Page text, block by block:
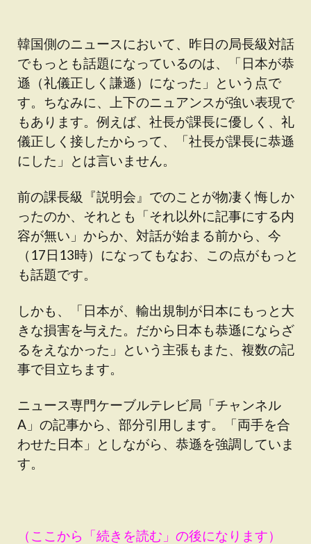
韓国側のニュースにおいて、昨日の局長級対話
でもっとも話題になっているのは、「日本が恭
遜（礼儀正しく謙遜）になった」という点で
す。ちなみに、上下のニュアンスが強い表現で
もあります。例えば、社長が課長に優しく、礼
儀正しく接したからって、「社長が課長に恭遜
にした」とは言いません。
前の課長級『説明会』でのことが物凄く悔しか
ったのか、それとも「それ以外に記事にする内
容が無い」からか、対話が始まる前から、今
（17日13時）になってもなお、この点がもっと
も話題です。
しかも、「日本が、輸出規制が日本にもっと大
きな損害を与えた。だから日本も恭遜にならざ
るをえなかった」という主張もまた、複数の記
事で目立ちます。
ニュース専門ケーブルテレビ局「チャンネル
A」の記事から、部分引用します。「両手を合
わせた日本」としながら、恭遜を強調していま
す。
（ここから「続きを読む」の後になります）